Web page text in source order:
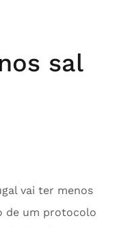
sal
vai ter menos
de um protocolo